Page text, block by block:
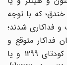
که با توجه
شدند؛
متوقع و
مجبور را یافت مانند نیروهای قزاق در جریان کودتای 1299 و یا